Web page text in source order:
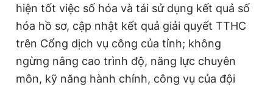
hiện tốt việc số hóa và tái sử dụng kết quả số
hóa hồ sơ, cập nhật kết quả giải quyết TTHC
trên Cổng dịch vụ công của tỉnh; không
ngừng nâng cao trình độ, năng lực chuyên
môn, kỹ năng hành chính, công vụ của đội